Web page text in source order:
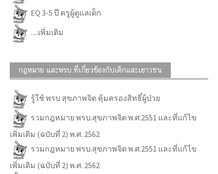
EQ 3-5 ปี ครูผู้ดูแลเด็ก
.....เพิ่มเติม
กฎหมาย และพรบ.ที่เกี่ยวข้องกับเด็กและเยาวชน
รู้ใช้ พรบ สุขภาพจิต คุ้มครองสิทธิ์ผู้ป่วย
รวมกฎหมาย พรบ.สุขภาพจิต พ.ศ.2551 และที่แก้ไข
เพิ่มเติม (ฉบับที่ 2) พ.ศ. 2562
รวมกฎหมาย พรบ.สุขภาพจิต พ.ศ.2551 และที่แก้ไข
เพิ่มเติม (ฉบับที่ 2) พ.ศ. 2562